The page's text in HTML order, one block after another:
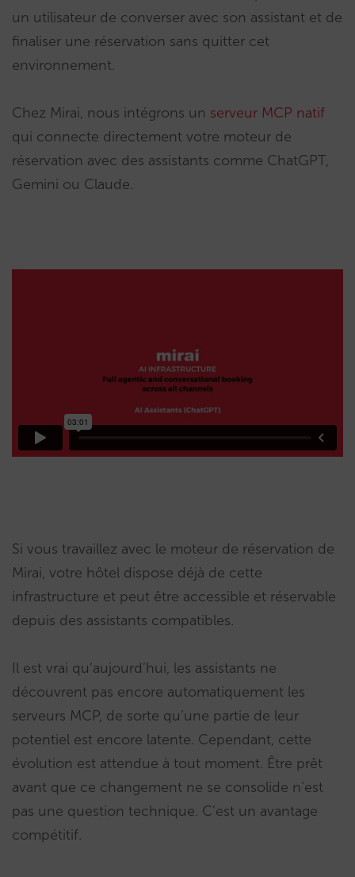
un utilisateur de converser avec son assistant et de
finaliser une réservation sans quitter cet
environnement.
Chez Mirai, nous intégrons un serveur MCP natif
qui connecte directement votre moteur de
réservation avec des assistants comme ChatGPT,
Gemini ou Claude.
Si vous travaillez avec le moteur de réservation de
Mirai, votre hôtel dispose déjà de cette
infrastructure et peut être accessible et réservable
depuis des assistants compatibles.
Il est vrai qu’aujourd’hui, les assistants ne
découvrent pas encore automatiquement les
serveurs MCP, de sorte qu’une partie de leur
potentiel est encore latente. Cependant, cette
évolution est attendue à tout moment. Être prêt
avant que ce changement ne se consolide n’est
pas une question technique. C’est un avantage
compétitif.